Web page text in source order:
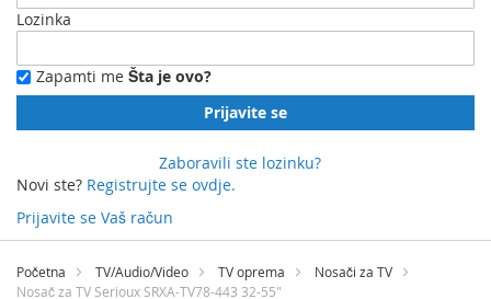
Lozinka
Zapamti me Šta je ovo?
Prijavite se
Zaboravili ste lozinku?
Novi ste? Registrujte se ovdje.
Prijavite se Vaš račun
Preskočite
sadržaj
Početna TV/Audio/Video TV oprema
Nosači za TV
Nosač za TV Serioux SRXA-TV78-443 32-55"